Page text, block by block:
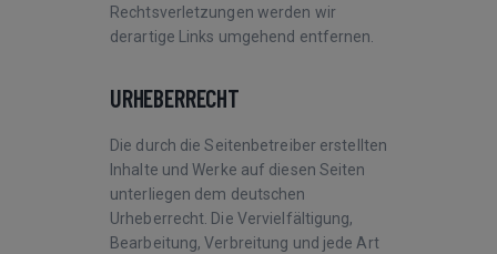
Rechtsverletzungen werden wir
derartige Links umgehend entfernen.
URHEBERRECHT
Die durch die Seitenbetreiber erstellten
Inhalte und Werke auf diesen Seiten
unterliegen dem deutschen
Urheberrecht. Die Vervielfältigung,
Bearbeitung, Verbreitung und jede Art